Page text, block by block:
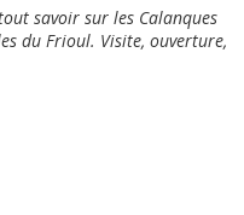
savoir sur les Calanques
du Frioul. Visite, ouverture,